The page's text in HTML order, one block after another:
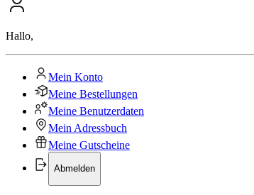
Hallo,
Mein Konto
Meine Bestellungen
Meine Benutzerdaten
Mein Adressbuch
Meine Gutscheine
Abmelden